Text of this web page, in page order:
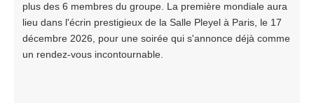
plus des 6 membres du groupe. La première mondiale aura
lieu dans l'écrin prestigieux de la Salle Pleyel à Paris, le 17
décembre 2026, pour une soirée qui s'annonce déjà comme
un rendez-vous incontournable.